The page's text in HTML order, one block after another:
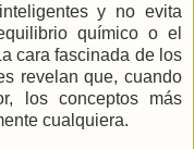
y no evita
químico o el
cara fascinada de los
revelan que, cuando
los conceptos más
cualquiera.